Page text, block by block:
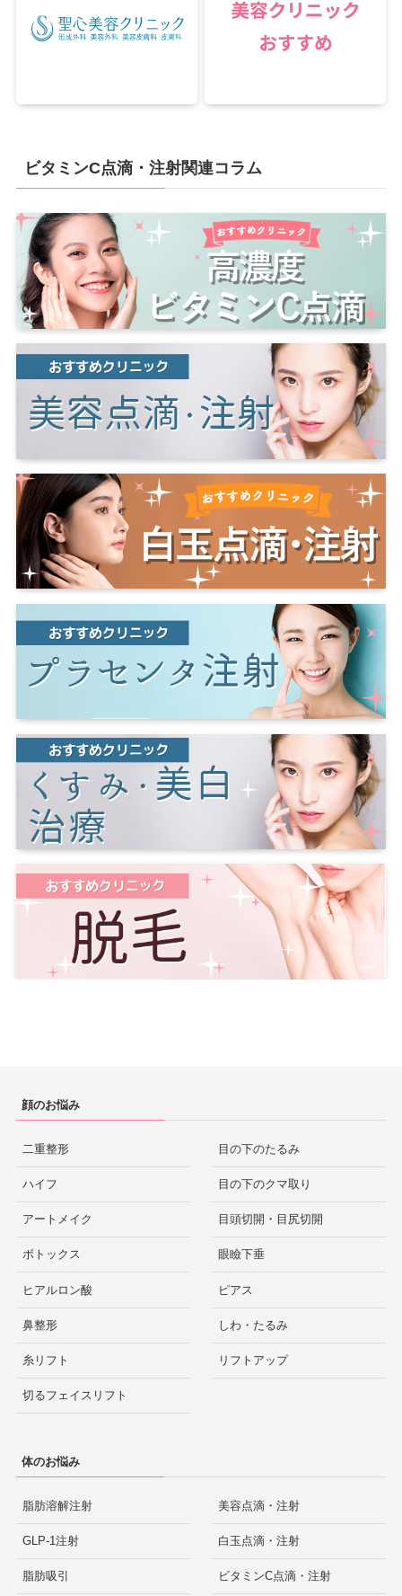
ビタミンC点滴・注射関連コラム
顔のお悩み
二重整形
ハイフ
アートメイク
ボトックス
ヒアルロン酸
鼻整形
糸リフト
切るフェイスリフト
目の下のたるみ
目の下のクマ取り
目頭切開・目尻切開
眼瞼下垂
ピアス
しわ・たるみ
リフトアップ
体のお悩み
脂肪溶解注射
GLP-1注射
脂肪吸引
美容点滴・注射
白玉点滴・注射
ビタミンC点滴・注射